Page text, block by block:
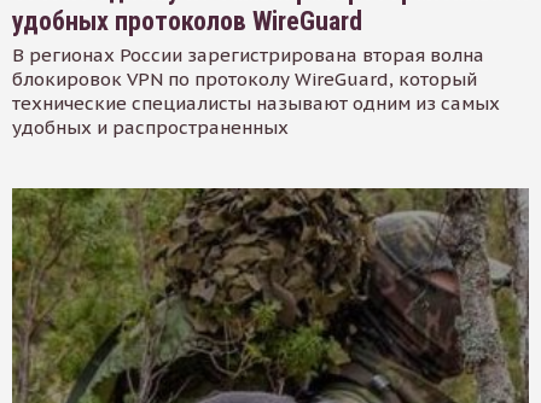
удобных протоколов WireGuard
В регионах России зарегистрирована вторая волна
блокировок VPN по протоколу WireGuard, который
технические специалисты называют одним из самых
удобных и распространенных